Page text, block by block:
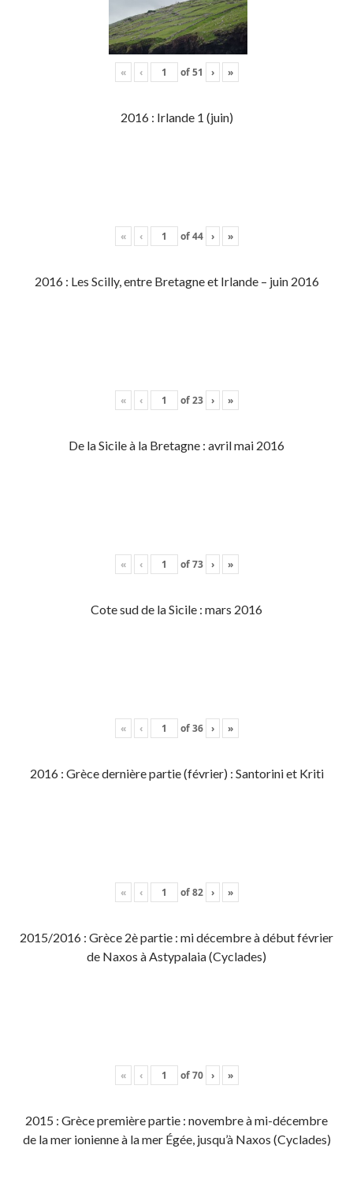
« ‹ of51 › »
2016 : Irlande 1 (juin)
« ‹ of44 › »
2016 : Les Scilly, entre Bretagne et Irlande – juin 2016
« ‹ of23 › »
De la Sicile à la Bretagne : avril mai 2016
« ‹ of73 › »
Cote sud de la Sicile : mars 2016
« ‹ of36 › »
2016 : Grèce dernière partie (février) : Santorini et Kriti
« ‹ of82 › »
2015/2016 : Grèce 2è partie : mi décembre à début février
de Naxos à Astypalaia (Cyclades)
« ‹ of70 › »
2015 : Grèce première partie : novembre à mi-décembre
de la mer ionienne à la mer Égée, jusqu’à Naxos (Cyclades)